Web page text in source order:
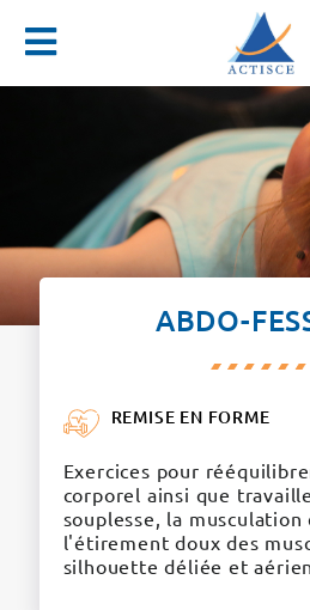
Menu
ABDO-
REMISE EN FORME
Exercices pour
corporel ainsi que
souplesse, la
l'étirement doux des
silhouette déliée et